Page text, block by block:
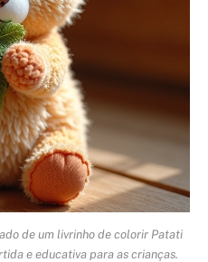
de um livrinho de colorir Patati
e educativa para as crianças.